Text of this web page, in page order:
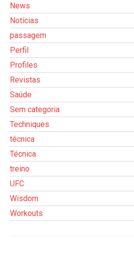
News
Notícias
passagem
Perfil
Profiles
Revistas
Saúde
Sem categoria
Techniques
técnica
Técnica
treino
UFC
Wisdom
Workouts